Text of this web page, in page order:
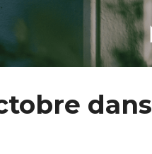
dans